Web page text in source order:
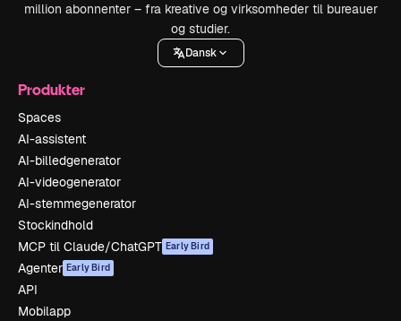
million abonnenter – fra kreative og virksomheder til bureauer
og studier.
Dansk
Produkter
Spaces
AI-assistent
AI-billedgenerator
AI-videogenerator
AI-stemmegenerator
Stockindhold
MCP til Claude/ChatGPT Early Bird
Agenter Early Bird
API
Mobilapp